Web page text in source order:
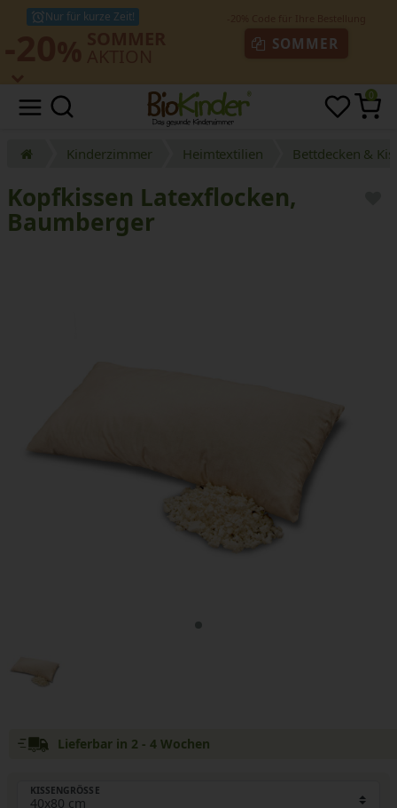
Nur für kurze Zeit!
SOMMER
0
Kinderzimmer Heimtextilien Bettdecken &
Kopfkissen Latexflocken,
Baumberger
Lieferbar in 2 - 4 Wochen
KISSENGRÖSSE